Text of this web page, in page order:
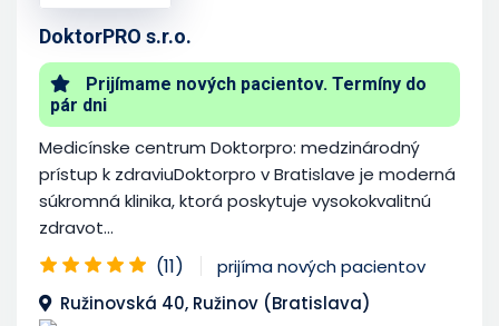
DoktorPRO s.r.o.
Prijímame nových pacientov. Termíny do
pár dni
Medicínske centrum Doktorpro: medzinárodný
prístup k zdraviuDoktorpro v Bratislave je moderná
súkromná klinika, ktorá poskytuje vysokokvalitnú
zdravot...
(11)
prijíma nových pacientov
Ružinovská 40, Ružinov (Bratislava)